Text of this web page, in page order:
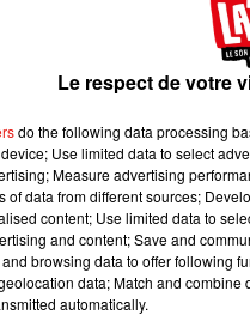
que l'on pouvait être
ou encore l'alcool.
de comté, sans mettre
vous soyez accro au
laNational Library of
l’alcool ou la drogue.
qui rend
Le respect de votre
do the following data processing
Use limited data to select
Measure advertising
of data from different sources;
content; Use limited data to
and content; Save and
browsing data to offer following
data; Match and
automatically.